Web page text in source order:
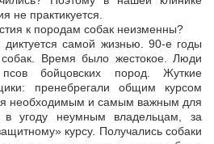
не практикуется.
к породам собак неизменны?
самой жизнью. 90-е годы
Время было жестокое. Люди
бойцовских пород. Жуткие
пренебрегали общим курсом
необходимым и самым важным для
в угоду неумным владельцам, за
курсу. Получались собаки